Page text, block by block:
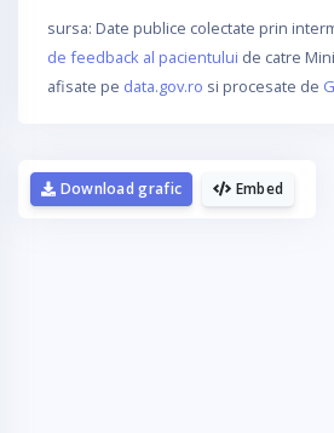
sursa: Date publice colectate prin
de feedback al pacientului de catre
afisate pe data.gov.ro si procesate de
Embed
Download grafic